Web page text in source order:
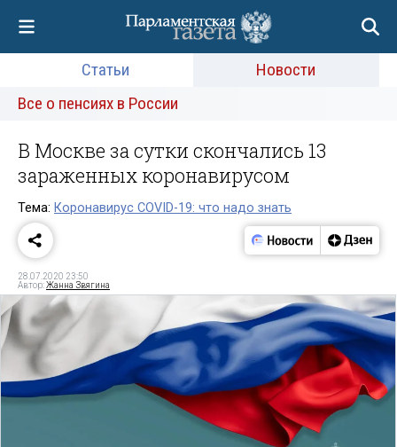
Статьи
Новости
Все о пенсиях в России
В Москве за сутки скончались 13
зараженных коронавирусом
Тема: Коронавирус COVID-19: что надо знать
28.07.2020 23:50
Автор:Жанна Звягина